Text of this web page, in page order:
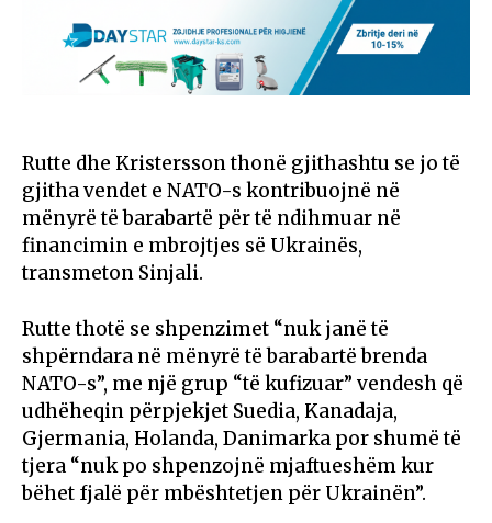
Rutte dhe Kristersson thonë gjithashtu se jo të
gjitha vendet e NATO-s kontribuojnë në
mënyrë të barabartë për të ndihmuar në
financimin e mbrojtjes së Ukrainës,
transmeton Sinjali.
Rutte thotë se shpenzimet “nuk janë të
shpërndara në mënyrë të barabartë brenda
NATO-s”, me një grup “të kufizuar” vendesh që
udhëheqin përpjekjet Suedia, Kanadaja,
Gjermania, Holanda, Danimarka por shumë të
tjera “nuk po shpenzojnë mjaftueshëm kur
bëhet fjalë për mbështetjen për Ukrainën”.